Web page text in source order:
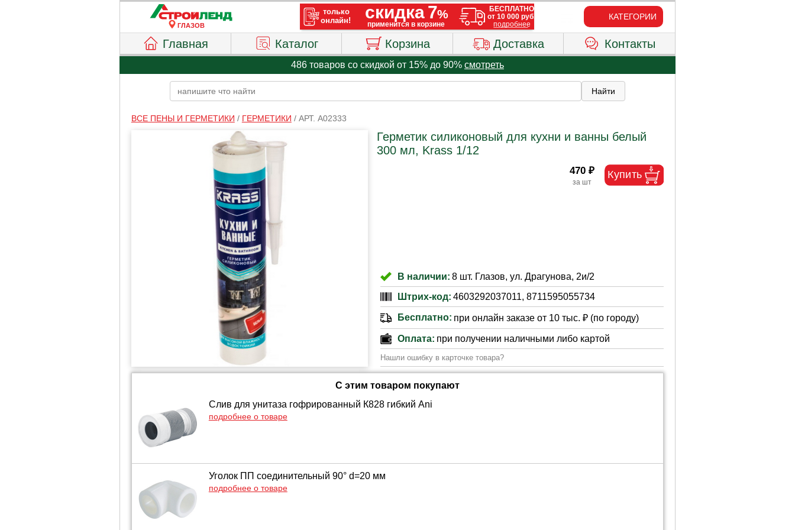
ГЛАЗОВ
КАТЕГОРИИ
Главная Каталог Корзина Доставка Контакты
486 товаров со скидкой от 15% до 90% смотреть
ВСЕ ПЕНЫ И ГЕРМЕТИКИ / ГЕРМЕТИКИ / АРТ. A02333
Герметик силиконовый для кухни и ванны белый
300 мл, Krass 1/12
470 ₽
В наличии: 8 шт. Глазов, ул. Драгунова, 2и/2
Штрих-код: 4603292037011, 8711595055734
Бесплатно: при онлайн заказе от 10 тыс. ₽ (по городу)
Оплата: при получении наличными либо картой
Нашли ошибку в карточке товара?
С этим товаром покупают
Слив для унитаза гофрированный К828 гибкий Ani
подробнее о товаре
Уголок ПП соединительный 90° d=20 мм
подробнее о товаре